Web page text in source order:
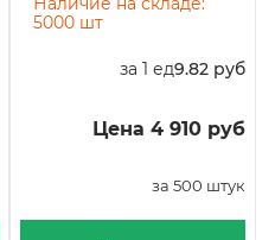
5000 шт
за 1 ед9.82 руб
Цена 4 910 руб
за 500 штук